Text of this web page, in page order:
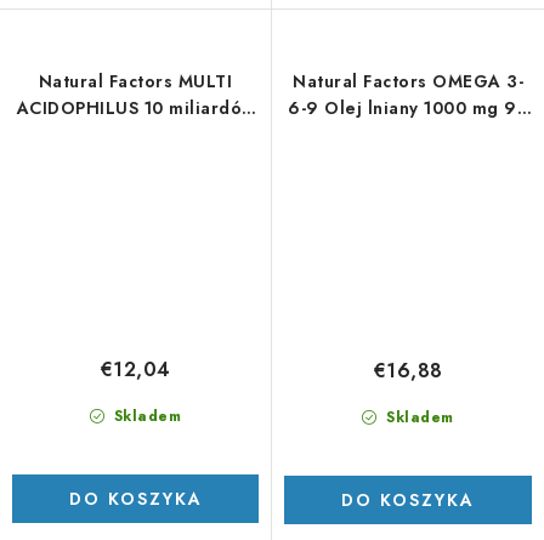
Natural Factors MULTI
ACIDOPHILUS 10 miliardów
Skladem
€12,04
DO KOSZYKA
Natural Factors OMEGA 3-
6-9 Olej lniany 1000 mg 90
Skladem
€16,88
DO KOSZYKA